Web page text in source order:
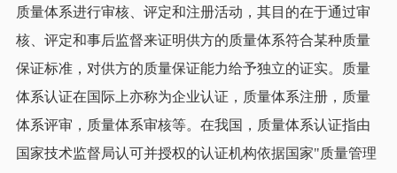
质量体系进行审核、评定和注册活动，其目的在于通过审
核、评定和事后监督来证明供方的质量体系符合某种质量
保证标准，对供方的质量保证能力给予独立的证实。质量
体系认证在国际上亦称为企业认证，质量体系注册，质量
体系评审，质量体系审核等。在我国，质量体系认证指由
国家技术监督局认可并授权的认证机构依据国家"质量管理